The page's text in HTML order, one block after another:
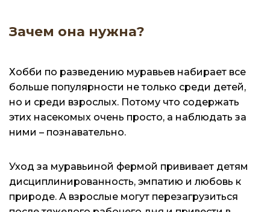
Зачем она нужна?
Хобби по разведению муравьев набирает все
больше популярности не только среди детей,
но и среди взрослых. Потому что содержать
этих насекомых очень просто, а наблюдать за
ними – познавательно.
Уход за муравьиной фермой прививает детям
дисциплинированность, эмпатию и любовь к
природе. А взрослые могут перезагрузиться